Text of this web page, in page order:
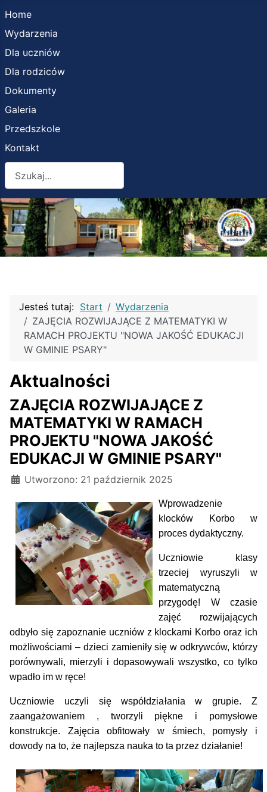
Home
Wydarzenia
Dla uczniów
Dla rodziców
Dokumenty
Galeria
Przedszkole
Kontakt
Jesteś tutaj: Start
Wydarzenia
ZAJĘCIA ROZWIJAJĄCE Z MATEMATYKI W
RAMACH PROJEKTU "NOWA JAKOŚĆ EDUKACJI
W GMINIE PSARY"
Aktualności
ZAJĘCIA ROZWIJAJĄCE Z
MATEMATYKI W RAMACH
PROJEKTU "NOWA JAKOŚĆ
EDUKACJI W GMINIE PSARY"
Szczegóły
Utworzono: 21 październik 2025
Wprowadzenie
klocków Korbo w
proces dydaktyczny.
Uczniowie klasy
trzeciej wyruszyli w
matematyczną
przygodę! W czasie
zajęć rozwijających
odbyło się zapoznanie uczniów z klockami Korbo oraz ich
możliwościami – dzieci zamieniły się w odkrywców, którzy
porównywali, mierzyli i dopasowywali wszystko, co tylko
wpadło im w ręce!
Uczniowie uczyli się współdziałania w grupie. Z
zaangażowaniem , tworzyli piękne i pomysłowe
konstrukcje. Zajęcia obfitowały w śmiech, pomysły i
dowody na to, że najlepsza nauka to ta przez działanie!